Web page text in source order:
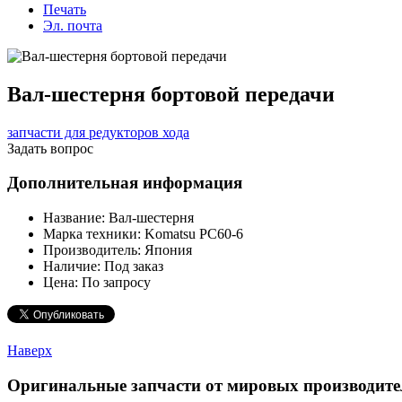
Печать
Эл. почта
Вал-шестерня бортовой передачи
запчасти для редукторов хода
Задать вопрос
Дополнительная информация
Название: Вал-шестерня
Марка техники: Komatsu PC60-6
Производитель: Япония
Наличие: Под заказ
Цена: По запросу
Наверх
Оригинальные запчасти от мировых